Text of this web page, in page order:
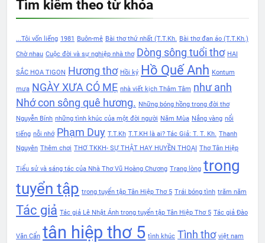
Tìm kiếm theo từ khóa
...Tôi vốn liếng 1981 Buôn-mê Bài thơ thứ nhất (T.T.Kh. Bài thơ đan áo (T.T.Kh.)
Chờ nhau Cuộc đời và sự nghiệp nhà thơ Dòng sông tuổi thơ HAI
SẮC HOA TIGON Hương thơ Hồi ký Hồ Quế Anh Kontum
mưa NGÀY XƯA CÓ MẸ nhà viết kịch Thâm Tâm như anh
Nhớ con sông quê hương. Những bóng hồng trong đời thơ
Nguyễn Bính những tình khúc của một đời người Năm Mùa Nắng vàng nổi
tiếng nỗi nhớ Phạm Duy T.T.Kh T.T.KH là ai? Tác Giả: T. T. Kh. Thanh
Nguyên Thêm chơi THƠ TKKH- SỰ THẬT HAY HUYỀN THOẠI Thơ Tân Hiệp
Tiểu sử và sáng tác của Nhà Thơ Vũ Hoàng Chương Trang lòng trong
tuyển tập trong tuyển tập Tân Hiệp Thơ 5 Trái bóng tình trăm năm
Tác giả Tác giả Lê Nhật Ánh trong tuyển tập Tân Hiệp Thơ 5 Tác giả Đào
Văn Cẩn tân hiệp thơ 5 tình khúc Tình thơ việt nam